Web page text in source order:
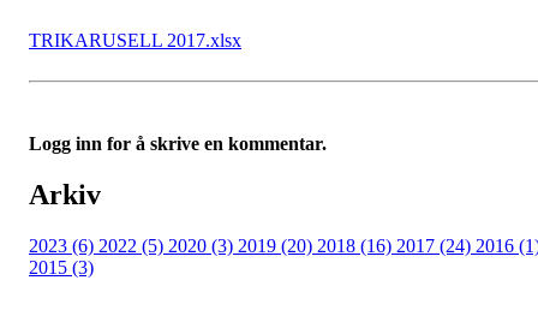
TRIKARUSELL 2017.xlsx
Logg inn for å skrive en kommentar.
Arkiv
2023 (6) 2022 (5) 2020 (3) 2019 (20) 2018 (16) 2017 (24) 2016
2015 (3)